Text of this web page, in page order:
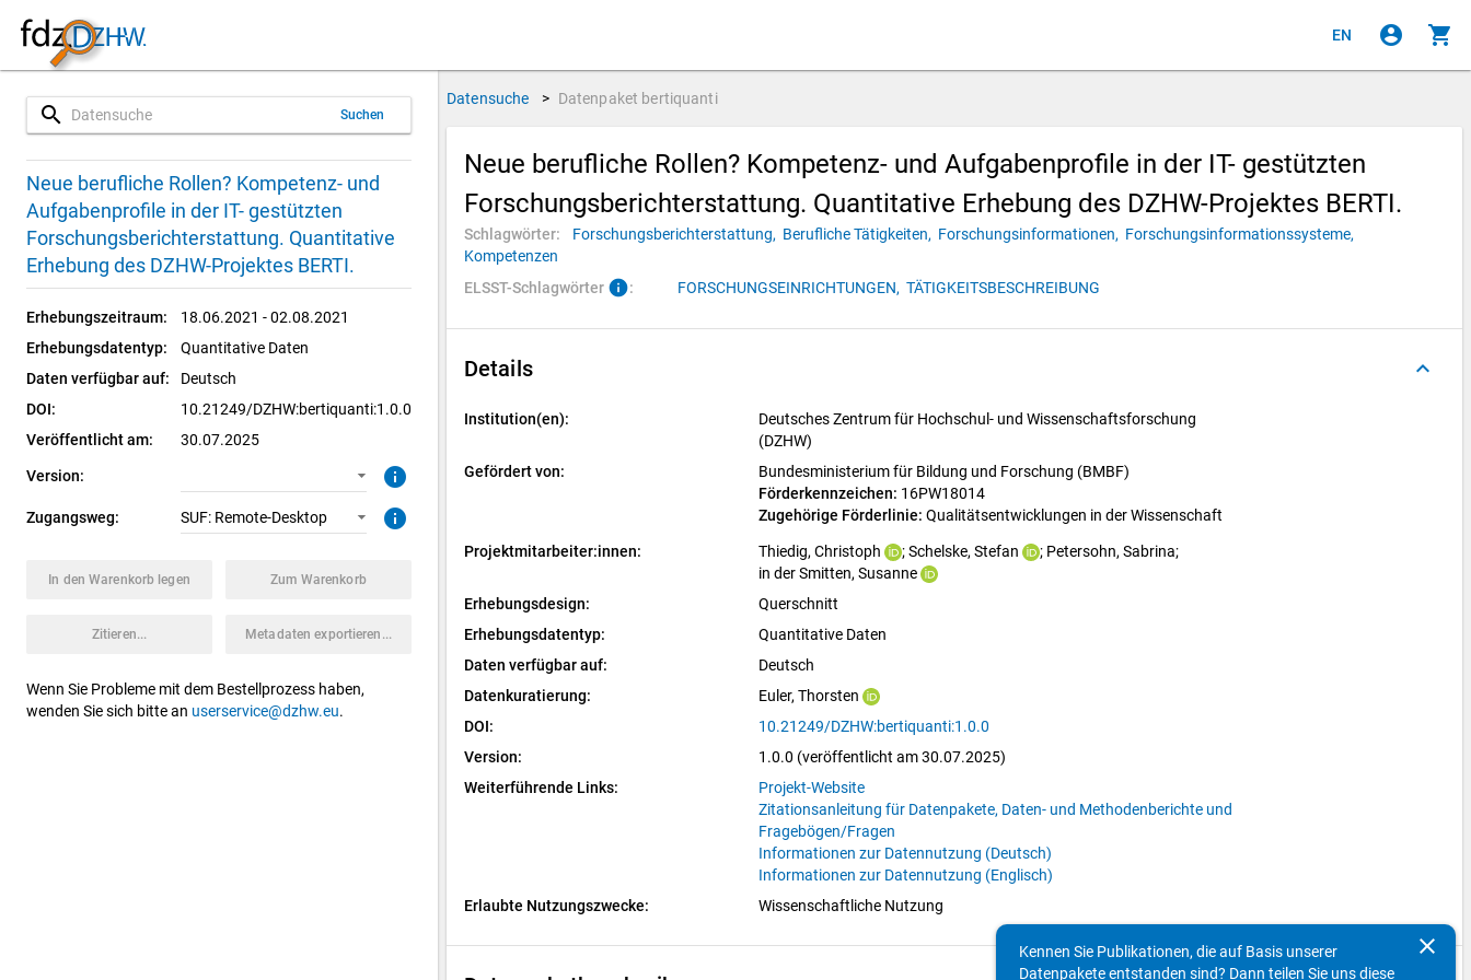
EN account_circle shopping_cart
search Suchen
Neue berufliche Rollen? Kompetenz- und
Aufgabenprofile in der IT- gestützten
Forschungsberichterstattung. Quantitative
Erhebung des DZHW-Projektes BERTI.
Erhebungszeitraum:
18.06.2021 - 02.08.2021
Erhebungsdatentyp:
Quantitative Daten
Daten verfügbar auf:
Deutsch
DOI:
10.21249/DZHW:bertiquanti:1.0.0
Veröffentlicht am:
30.07.2025
Version:
1.0.0 (aktuell)
info
Zugangsweg: SUF: Remote-Desktop
SUF: Remote-Desktop
info
In den Warenkorb legen Zum Warenkorb
Zitieren... Metadaten exportieren...
Wenn Sie Probleme mit dem Bestellprozess haben,
wenden Sie sich bitte an userservice@dzhw.eu.
Datensuche > Datenpaket bertiquanti
Neue berufliche Rollen? Kompetenz- und Aufgabenprofile in der IT- gestützten
Forschungsberichterstattung. Quantitative Erhebung des DZHW-Projektes BERTI.
Schlagwörter: Forschungsberichterstattung, Berufliche Tätigkeiten, Forschungsinformationen, Forschungsinformationssysteme,
Kompetenzen
ELSST-Schlagwörter info: FORSCHUNGSEINRICHTUNGEN, TÄTIGKEITSBESCHREIBUNG
Details keyboard_arrow_up
Institution(en):
Deutsches Zentrum für Hochschul- und Wissenschaftsforschung
(DZHW)
Gefördert von:
Bundesministerium für Bildung und Forschung (BMBF)
Förderkennzeichen: 16PW18014
Zugehörige Förderlinie: Qualitätsentwicklungen in der Wissenschaft
Projektmitarbeiter:innen: Thiedig, Christoph ; Schelske, Stefan ; Petersohn, Sabrina;
in der Smitten, Susanne
Erhebungsdesign:
Querschnitt
Erhebungsdatentyp:
Quantitative Daten
Daten verfügbar auf:
Deutsch
Datenkuratierung:
Euler, Thorsten
DOI:
10.21249/DZHW:bertiquanti:1.0.0
Version:
1.0.0 (veröffentlicht am 30.07.2025)
Weiterführende Links:
Projekt-Website
Zitationsanleitung für Datenpakete, Daten- und Methodenberichte und
Fragebögen/Fragen
Informationen zur Datennutzung (Deutsch)
Informationen zur Datennutzung (Englisch)
Erlaubte Nutzungszwecke:
Wissenschaftliche Nutzung
clear
Kennen Sie Publikationen, die auf Basis unserer
Datenpakete entstanden sind? Dann teilen Sie uns diese